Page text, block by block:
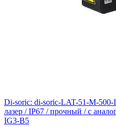
Di-soric: di-soric-LAT-51-M-500-
лазер / IP67 / прочный / с
IG3-B5